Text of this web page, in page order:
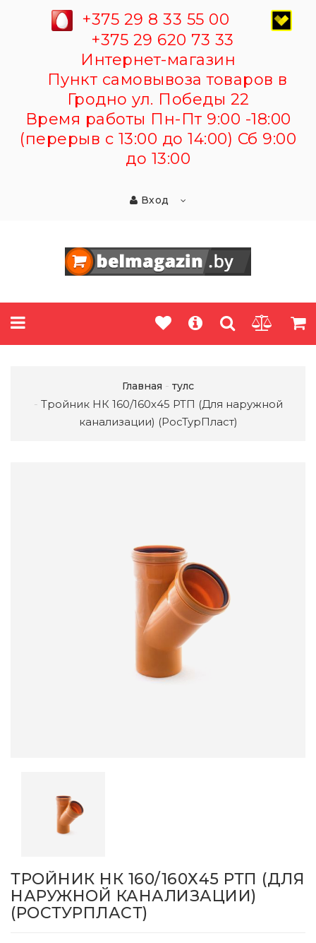
+375 29 8 33 55 00
+375 29 620 73 33
Интернет-магазин
Пункт самовывоза товаров в
Гродно ул. Победы 22
Время работы Пн-Пт 9:00 -18:00
(перерыв с 13:00 до 14:00) Сб 9:00
до 13:00
Вход
Главная тулс
Тройник НК 160/160х45 РТП (Для наружной
канализации) (РосТурПласт)
ТРОЙНИК НК 160/160Х45 РТП (ДЛЯ
НАРУЖНОЙ КАНАЛИЗАЦИИ)
(РОСТУРПЛАСТ)